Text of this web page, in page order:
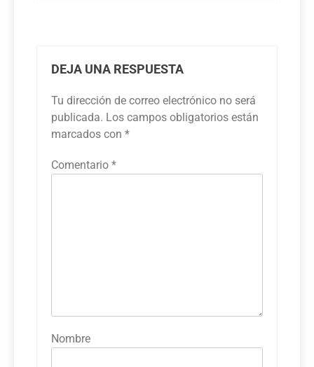
DEJA UNA RESPUESTA
Tu dirección de correo electrónico no será
publicada. Los campos obligatorios están
marcados con *
Comentario *
Nombre